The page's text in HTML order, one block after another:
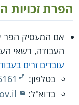
הפרת זכויות
אם המעסיק הפר
העבודה, רשאי
עובדים זרים
בטלפון:
בדוא"ל: